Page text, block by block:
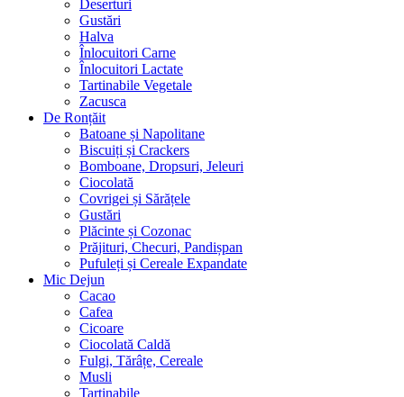
Deserturi
Gustări
Halva
Înlocuitori Carne
Înlocuitori Lactate
Tartinabile Vegetale
Zacusca
De Ronțăit
Batoane și Napolitane
Biscuiți și Crackers
Bomboane, Dropsuri, Jeleuri
Ciocolată
Covrigei și Sărățele
Gustări
Plăcinte și Cozonac
Prăjituri, Checuri, Pandișpan
Pufuleți și Cereale Expandate
Mic Dejun
Cacao
Cafea
Cicoare
Ciocolată Caldă
Fulgi, Tărâțe, Cereale
Musli
Tartinabile